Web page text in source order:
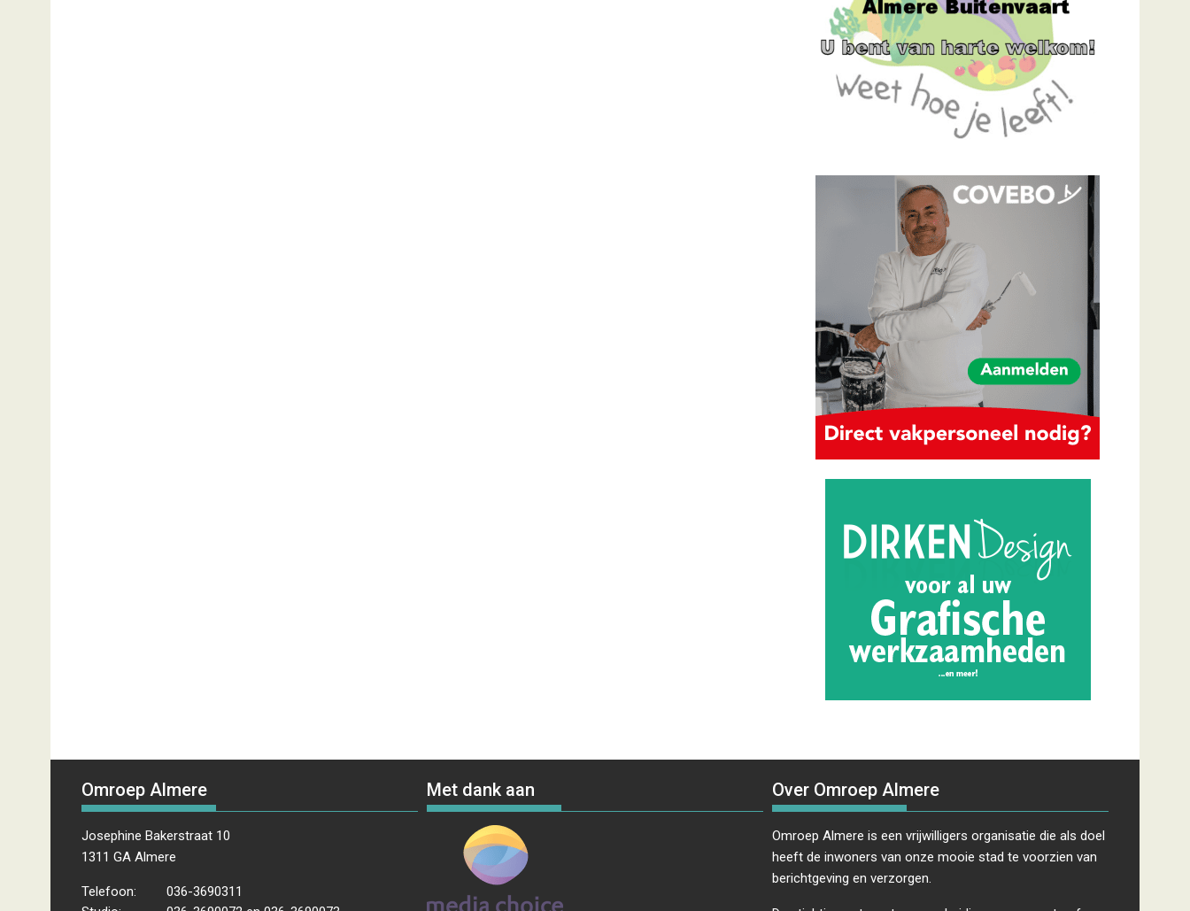
Omroep Almere
Josephine Bakerstraat 10
1311 GA Almere
Telefoon:
036-3690311
Met dank aan Over Omroep Almere
Omroep Almere is een vrijwilligers organisatie die als doel
heeft de inwoners van onze mooie stad te voorzien van
berichtgeving en verzorgen.